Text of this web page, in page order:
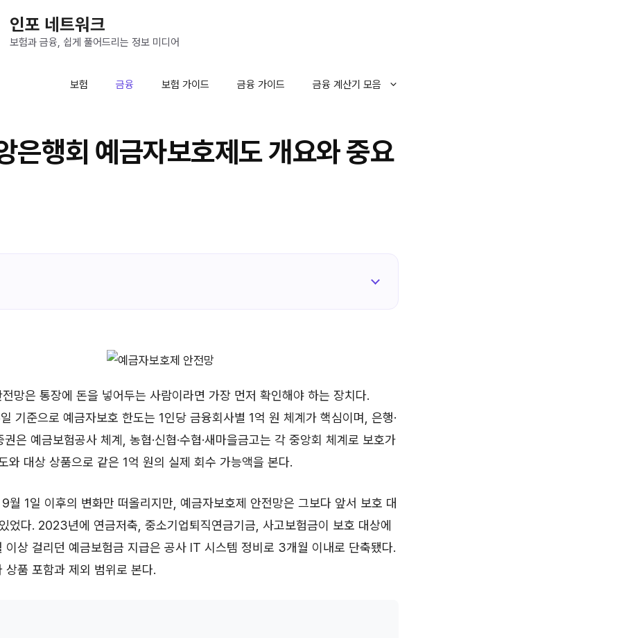
인포 네트워크
보험과 금융, 쉽게 풀어드리는 정보 미디어
보험 금융 보험 가이드 금융 가이드 금융 계산기 모음
은행회 예금자보호제도 개요와 중요
망은 통장에 돈을 넣어두는 사람이라면 가장 먼저 확인해야 하는 장치다.
기준으로 예금자보호 한도는 1인당 금융회사별 1억 원 체계가 핵심이며, 은행·
권은 예금보험공사 체계, 농협·신협·수협·새마을금고는 각 중앙회 체계로 보호가
와 대상 상품으로 같은 1억 원의 실제 회수 가능액을 본다.
월 1일 이후의 변화만 떠올리지만, 예금자보호제 안전망은 그보다 앞서 보호 대
었다. 2023년에 연금저축, 중소기업퇴직연금기금, 사고보험금이 보호 대상에
이상 걸리던 예금보험금 지급은 공사 IT 시스템 정비로 3개월 이내로 단축됐다.
상품 포함과 제외 범위로 본다.